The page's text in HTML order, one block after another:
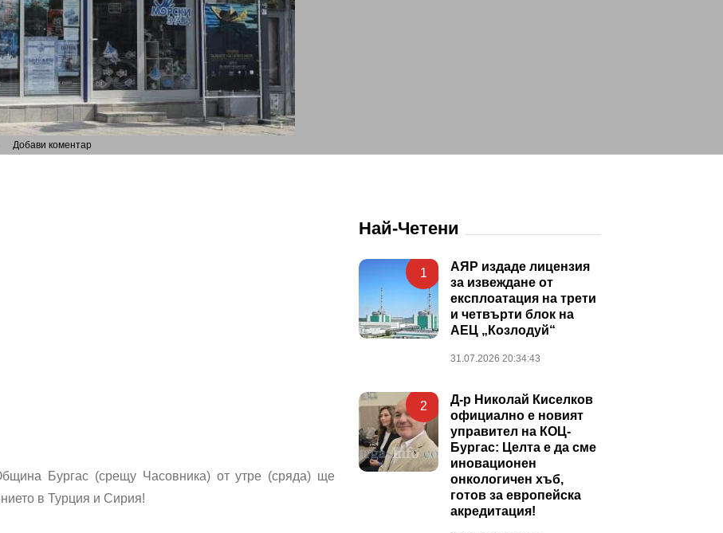
Добави коментар
Бургас (срещу Часовника) от утре (сряда) ще
в Турция и Сирия!
Най-Четени
1
АЯР издаде лицензия
за извеждане от
експлоатация на трети
и четвърти блок на
АЕЦ „Козлодуй“
31.07.2026 20:34:43
2
Д-р Николай Киселков
официално е новият
управител на КОЦ-
Бургас: Целта е да сме
иновационен
онкологичен хъб,
готов за европейска
акредитация!